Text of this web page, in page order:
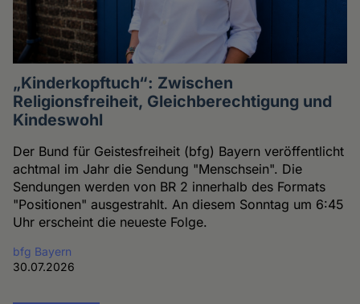
„Kinderkopftuch“: Zwischen
Religionsfreiheit, Gleichberechtigung und
Kindeswohl
Der Bund für Geistesfreiheit (bfg) Bayern veröffentlicht
achtmal im Jahr die Sendung "Menschsein". Die
Sendungen werden von BR 2 innerhalb des Formats
"Positionen" ausgestrahlt. An diesem Sonntag um 6:45
Uhr erscheint die neueste Folge.
bfg Bayern
30.07.2026